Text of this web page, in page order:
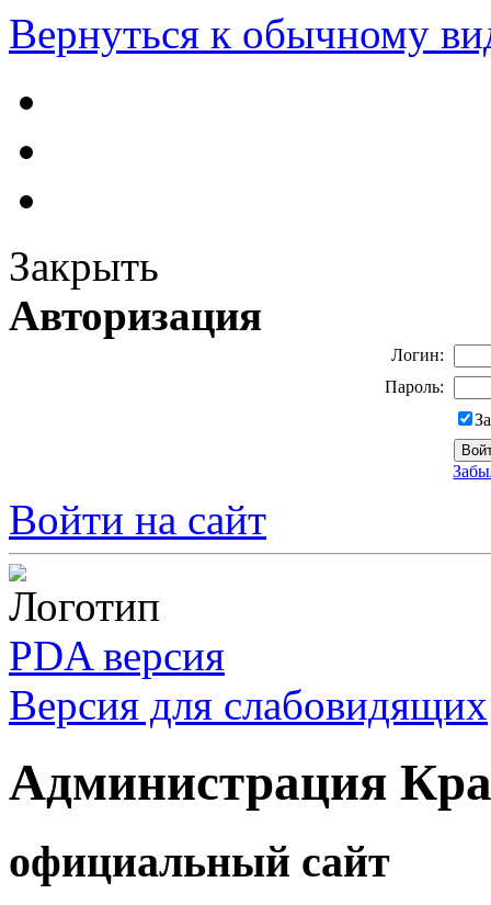
Вернуться к обычному
Закрыть
Авторизация
Логин:
Пароль:
Войти на сайт
PDA версия
Версия для слабовидящих
Администрация
официальный сайт